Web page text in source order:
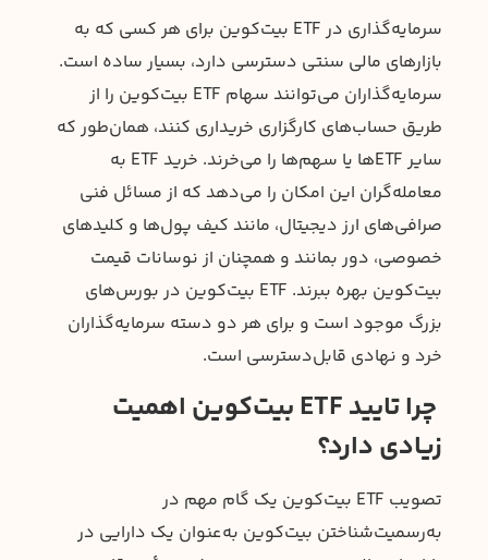
سرمایه‌گذاری در ETF بیت‌کوین برای هر کسی که به
بازارهای مالی سنتی دسترسی دارد، بسیار ساده است.
سرمایه‌گذاران می‌توانند سهام ETF بیت‌کوین را از
طریق حساب‌های کارگزاری خریداری کنند، همان‌طور که
سایر ETFها یا سهم‌ها را می‌خرند. خرید ETF به
معامله‌گران این امکان را می‌دهد که از مسائل فنی
صرافی‌های ارز دیجیتال، مانند کیف پول‌ها و کلیدهای
خصوصی، دور بمانند و همچنان از نوسانات قیمت
بیت‌کوین بهره ببرند. ETF بیت‌کوین در بورس‌های
بزرگ موجود است و برای هر دو دسته سرمایه‌گذاران
خرد و نهادی قابل‌دسترسی است.
چرا تایید ETF بیت‌کوین اهمیت
زیادی دارد؟
تصویب ETF بیت‌کوین یک گام مهم در
به‌رسمیت‌شناختن بیت‌کوین به‌عنوان یک دارایی در